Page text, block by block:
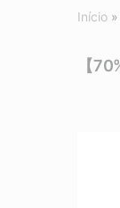
Início »
【